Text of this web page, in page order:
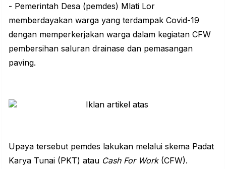
- Pemerintah Desa (pemdes) Mlati Lor
memberdayakan warga yang terdampak Covid-19
dengan memperkerjakan warga dalam kegiatan CFW
pembersihan saluran drainase dan pemasangan
paving.
Upaya tersebut pemdes lakukan melalui skema Padat
Karya Tunai (PKT) atau Cash For Work(CFW).